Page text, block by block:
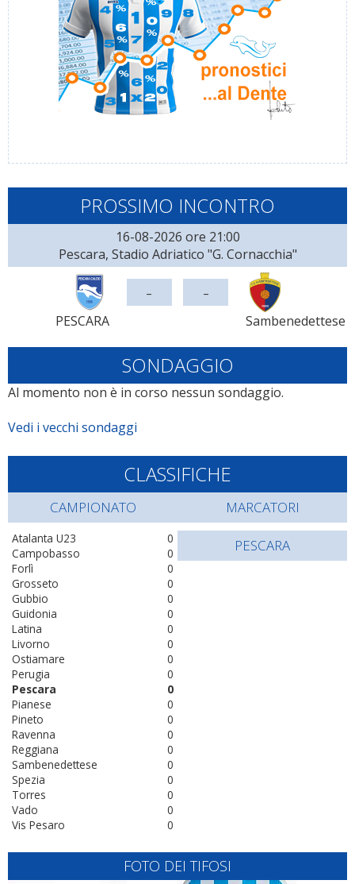
PROSSIMO INCONTRO
16-08-2026 ore 21:00
Pescara, Stadio Adriatico "G. Cornacchia"
PESCARA
- -
Sambenedettese
SONDAGGIO
Al momento non è in corso nessun sondaggio.
Vedi i vecchi sondaggi
CLASSIFICHE
CAMPIONATO
0
Atalanta U23
0
Campobasso
0
Forlì
0
Grosseto
0
Gubbio
0
Guidonia
0
Latina
0
Livorno
0
Ostiamare
0
Perugia
0
Pescara
0
Pianese
0
Pineto
0
Ravenna
0
Reggiana
0
Sambenedettese
0
Spezia
0
Torres
0
Vado
0
Vis Pesaro
MARCATORI
PESCARA
FOTO DEI TIFOSI